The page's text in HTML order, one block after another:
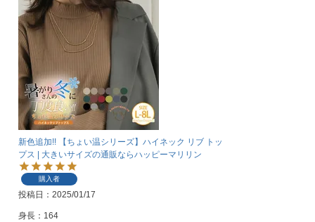
新色追加!! 【ちょい温シリーズ】ハイネック リブ トッ
プス | 大きいサイズの通販ならハッピーマリリン
購入者
投稿日 2025/01/17
身長：164